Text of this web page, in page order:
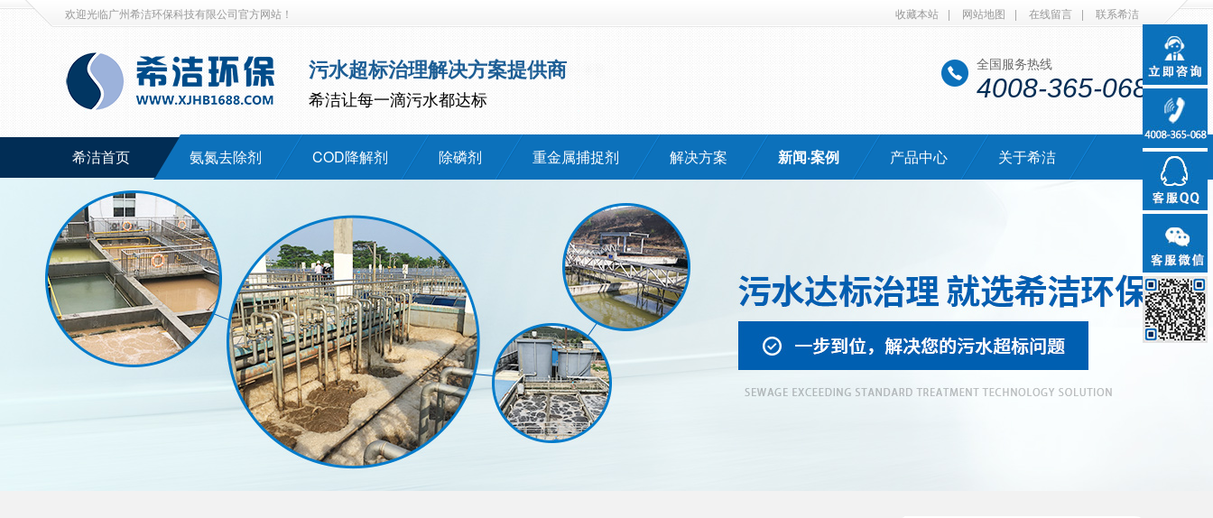
收藏本站 | 网站地图 | 在线留言 | 联系希洁
欢迎光临广州希洁环保科技有限公司官方网站！
污水超标治理解决方案提供商
希洁让每一滴污水都达标
全国服务热线
4008-365-068
希洁首页 氨氮去除剂 COD降解剂 除磷剂 重金属捕捉剂 解决方案 新闻·案例 产品中心 关于希洁